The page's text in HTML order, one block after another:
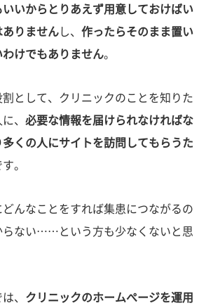
いいからとりあえず用意しておけばい
ありませんし、 作ったらそのまま置い
けでもありません。
として、クリニックのことを知りた
、 必要な情報を届けられなければな
多くの人にサイトを訪問してもらうた
。
どんなことをすれば集患につながるの
らない……という方も少なくないと思
、 クリニックのホームぺージを運用